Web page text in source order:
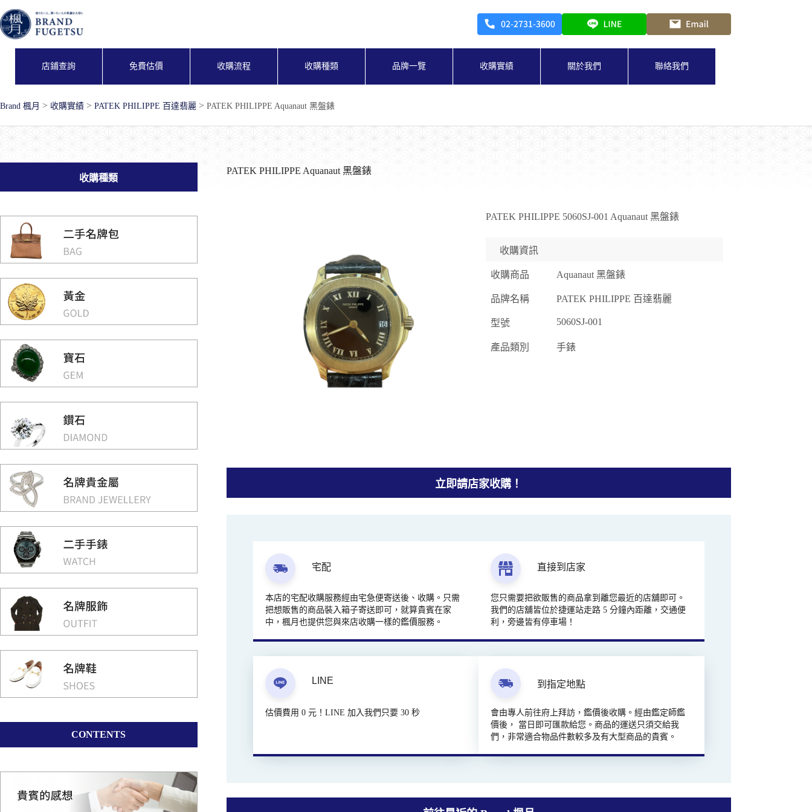
至
主
店鋪查詢 免費估價 收購流程 收購種類 品牌一覽 收購實績 關於我們 聯絡我們
Brand 楓月 > 收購實績 > PATEK PHILIPPE 百達翡麗 > PATEK PHILIPPE Aquanaut 黑盤錶
PATEK PHILIPPE Aquanaut 黑盤錶
PATEK PHILIPPE 5060SJ-001 Aquanaut 黑盤錶
收購資訊
收購商品 Aquanaut 黑盤錶
品牌名稱 PATEK PHILIPPE 百達翡麗
型號 5060SJ-001
產品類別 手錶
立即請店家收購！
宅配
本店的宅配收購服務經由宅急便寄送後、收購。只需
把想販售的商品裝入箱子寄送即可，就算貴賓在家
中，楓月也提供您與來店收購一樣的鑑價服務。
直接到店家
您只需要把欲販售的商品拿到離您最近的店舖即可。
我們的店舖皆位於捷運站走路 5 分鐘內距離，交通便
利，旁邊皆有停車場！
LINE
估價費用 0 元！LINE 加入我們只要 30 秒
到指定地點
會由專人前往府上拜訪，鑑價後收購。經由鑑定師鑑
價後， 當日即可匯款給您。商品的運送只須交給我
們，非常適合物品件數較多及有大型商品的貴賓。
收購種類
CONTENTS